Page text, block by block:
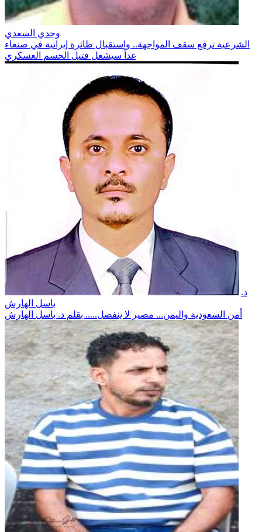
وجدي السعدي
الشرعية ترفع سقف المواجهة.. واستقبال طائرة إيرانية في صنعاء
غداً سيشعل فتيل الحسم العسكري
د.
باسل الهارش
أمن السعودية واليمن... مصير لا ينفصل..... بقلم د. باسل الهارش